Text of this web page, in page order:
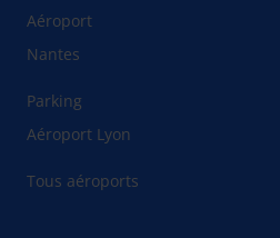
Aéroport
Nantes
Parking
Aéroport Lyon
Tous aéroports